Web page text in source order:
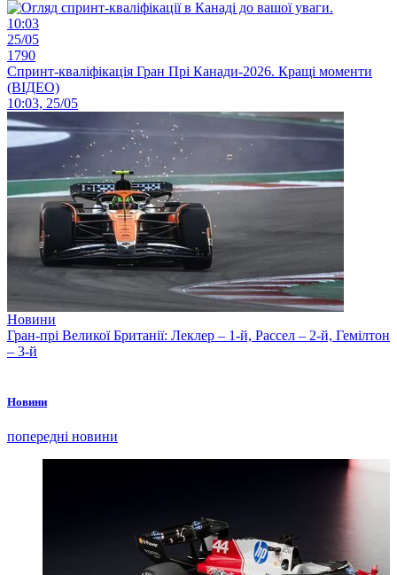
10:03
25/05
1790
Спринт-кваліфікація Гран Прі Канади-2026. Кращі моменти
(ВІДЕО)
10:03, 25/05
Новини
Гран-прі Великої Британії: Леклер – 1-й, Рассел – 2-й, Гемілтон
– 3-й
Новини
попередні новини